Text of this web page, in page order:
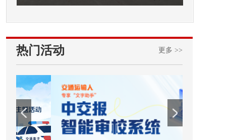
热门活动 更多 >>